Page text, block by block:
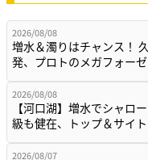
2026/08/08
増水＆濁りはチャンス！
発、プロトのメガフォー
2026/08/08
【河口湖】増水でシャロ
級も健在、トップ＆サイ
2026/08/07